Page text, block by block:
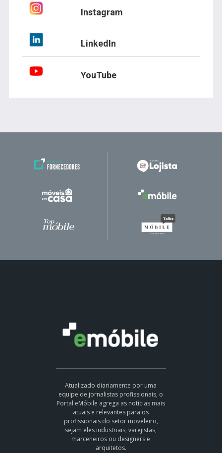
Instagram
LinkedIn
YouTube
Atualizado diariamente por uma
equipe de jornalistas profissionais, o
Portal eMóbile agrega as notícias mais
atuais e relevantes para os
profissionais do setor moveleiro,
sejam eles industriais, varejistas,
marceneiros ou designers e
arquitetos.